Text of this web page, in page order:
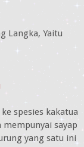
Langka, Yaitu
spesies kakatua
sayap
yang satu ini